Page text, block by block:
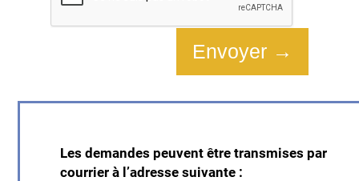
Les demandes peuvent être transmises par
courrier à l’adresse suivante :